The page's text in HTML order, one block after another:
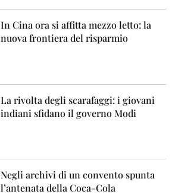
In Cina ora si affitta mezzo letto: la
nuova frontiera del risparmio
La rivolta degli scarafaggi: i giovani
indiani sfidano il governo Modi
Negli archivi di un convento spunta
l’antenata della Coca-Cola